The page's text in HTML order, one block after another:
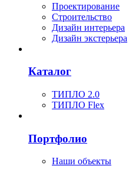
Проектирование
Строительство
Дизайн интерьера
Дизайн экстерьера
Каталог
ТИПЛО 2.0
ТИПЛО Flex
Портфолио
Наши объекты